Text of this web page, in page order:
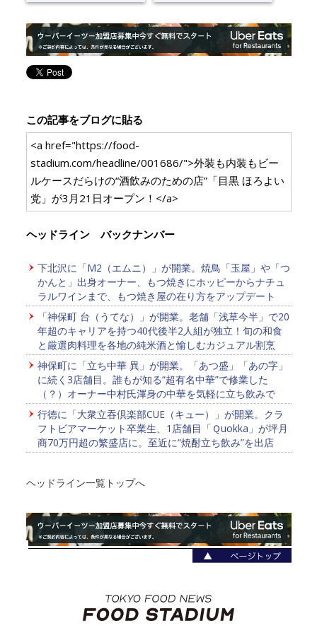
この記事をブログに貼る
<a href="https://food-
stadium.com/headline/001686/">外装も内装もビー
ルケースだらけの“酒飲みのための店”「目黒 ほろよい
党」が3月21日オープン！</a>
ヘッドライン バックナンバー
下北沢に「M2（エムニ）」が開業。焼鳥「玉屋」や「つ
かんと」出身オーナー、もつ焼きにホッピーからナチュ
ラルワインまで、もつ焼き屋の在り方をアップデート
「神保町 台（うてな）」が開業。老舗「浅草今半」で20
年超のキャリアを持つ40代後半2人組が独立！旬の和食
と厳選肉料理を各地の純米酒と愉しむカジュアル割烹
神保町に「立ち中華 異」が開業。「あつ盛」「あの字」
に続く3店舗目。誰もが知る“超有名中華”で修業した
（？）オーナー中村氏渾身の中華を気軽に立ち飲みで
行徳に「大衆立吞倶楽部CUE（キュー）」が開業。クラ
フトビアマーケット卒業生、1店舗目「Ｑuokka」が坪月
商70万円超の繁盛店に。至近に“焼酎立ち飲み”を出店
ヘッドライン一覧トップへ